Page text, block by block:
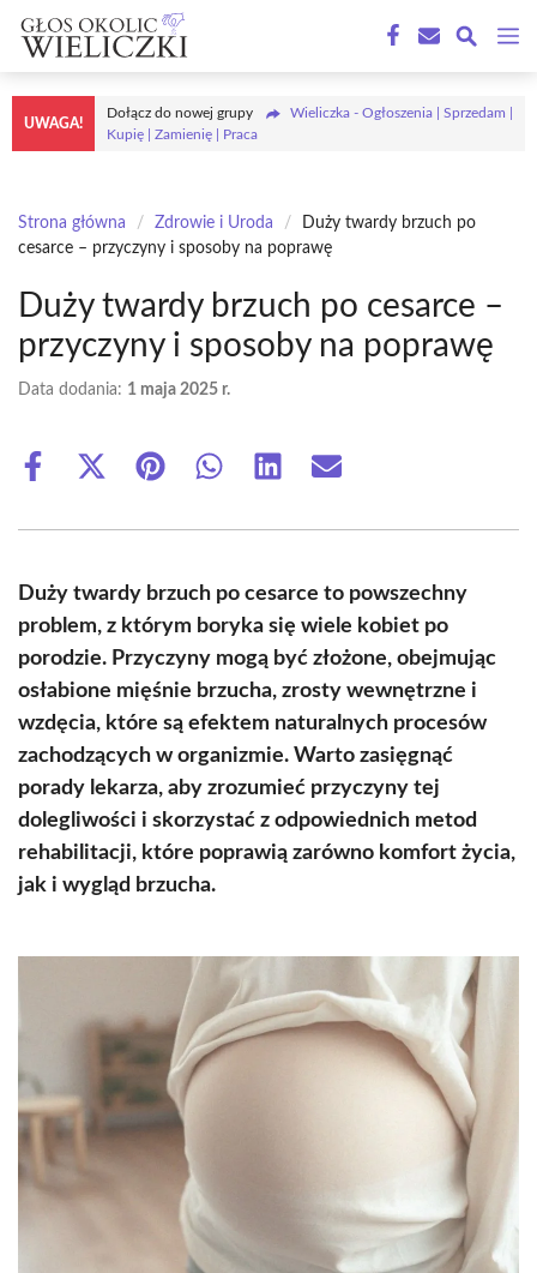
treści
UWAGA!
Dołącz do nowej grupy
Wieliczka - Ogłoszenia | Sprzedam |
Kupię | Zamienię | Praca
Strona główna / Zdrowie i Uroda /
Duży twardy brzuch po
cesarce – przyczyny i sposoby na poprawę
Duży twardy brzuch po cesarce –
przyczyny i sposoby na poprawę
Data dodania: 1 maja 2025 r.
Share
Share
(Twitter)
Share Share Share Share
Duży twardy brzuch po cesarce to powszechny
problem, z którym boryka się wiele kobiet po
porodzie. Przyczyny mogą być złożone, obejmując
osłabione mięśnie brzucha, zrosty wewnętrzne i
wzdęcia, które są efektem naturalnych procesów
zachodzących w organizmie. Warto zasięgnąć
porady lekarza, aby zrozumieć przyczyny tej
dolegliwości i skorzystać z odpowiednich metod
rehabilitacji, które poprawią zarówno komfort życia,
jak i wygląd brzucha.